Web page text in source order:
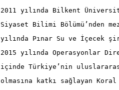
2011 yılında Bilkent
Siyaset Bilimi Bölümü’nden
yılında Pınar Su ve İçecek
2015 yılında Operasyonlar
içinde Türkiye’nin
olmasına katkı sağlayan